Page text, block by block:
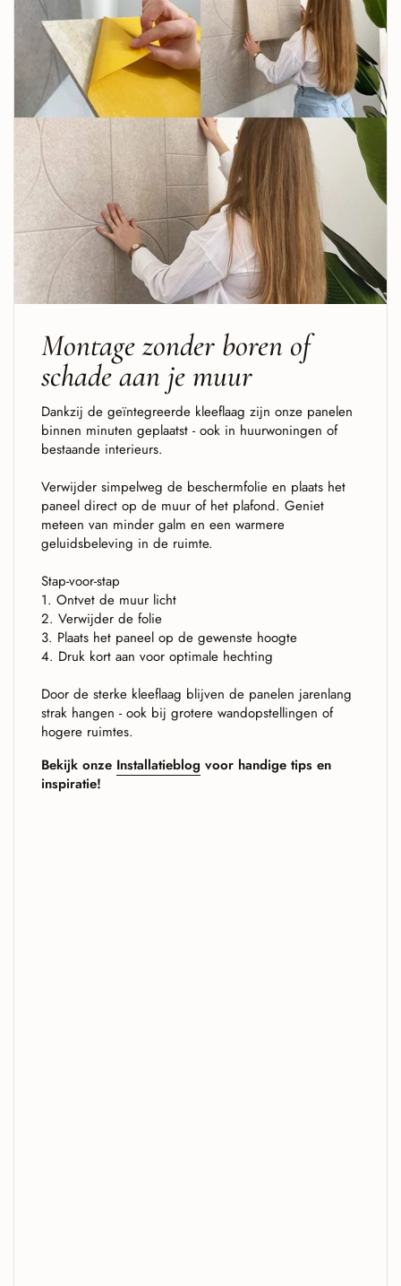
Montage zonder boren of
schade aan je muur
Dankzij de geïntegreerde kleeflaag zijn onze panelen
binnen minuten geplaatst - ook in huurwoningen of
bestaande interieurs.
Verwijder simpelweg de beschermfolie en plaats het
paneel direct op de muur of het plafond. Geniet
meteen van minder galm en een warmere
geluidsbeleving in de ruimte.
Stap-voor-stap
1. Ontvet de muur licht
2. Verwijder de folie
3. Plaats het paneel op de gewenste hoogte
4. Druk kort aan voor optimale hechting
Door de sterke kleeflaag blijven de panelen jarenlang
strak hangen - ook bij grotere wandopstellingen of
hogere ruimtes.
Bekijk onze Installatieblog voor handige tips en
inspiratie!